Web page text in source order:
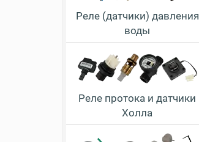
Реле (датчики) давления
воды
Реле протока и датчики
Холла